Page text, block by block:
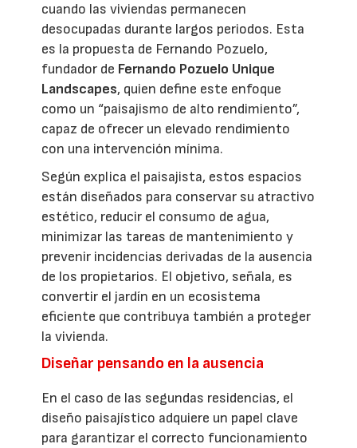
cuando las viviendas permanecen
desocupadas durante largos periodos. Esta
es la propuesta de Fernando Pozuelo,
fundador de Fernando Pozuelo Unique
Landscapes, quien define este enfoque
como un “paisajismo de alto rendimiento”,
capaz de ofrecer un elevado rendimiento
con una intervención mínima.
Según explica el paisajista, estos espacios
están diseñados para conservar su atractivo
estético, reducir el consumo de agua,
minimizar las tareas de mantenimiento y
prevenir incidencias derivadas de la ausencia
de los propietarios. El objetivo, señala, es
convertir el jardín en un ecosistema
eficiente que contribuya también a proteger
la vivienda.
Diseñar pensando en la ausencia
En el caso de las segundas residencias, el
diseño paisajístico adquiere un papel clave
para garantizar el correcto funcionamiento